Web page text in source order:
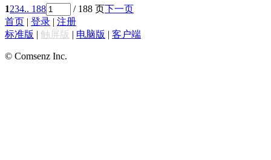
1234.. 188 / 188 页下一页
首页 | 登录 | 注册
标准版 | 触屏版 | 电脑版 | 客户端
© Comsenz Inc.